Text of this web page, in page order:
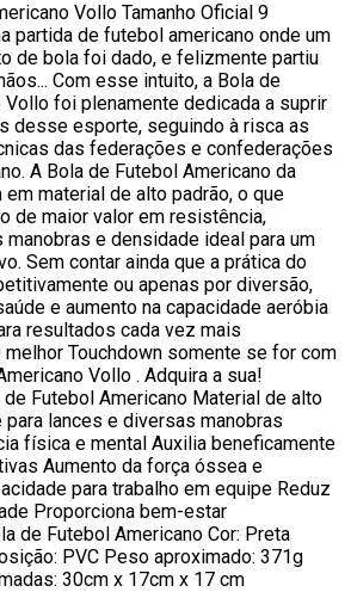
Vollo Tamanho Oficial 9
partida de futebol americano onde um
de bola foi dado, e felizmente partiu
Com esse intuito, a Bola de
Vollo foi plenamente dedicada a suprir
desse esporte, seguindo à risca as
das federações e confederações
A Bola de Futebol Americano da
material de alto padrão, o que
de maior valor em resistência,
manobras e densidade ideal para um
Sem contar ainda que a prática do
ou apenas por diversão,
e aumento na capacidade aeróbia
resultados cada vez mais
Touchdown somente se for com
Vollo . Adquira a sua!
de Futebol Americano Material de alto
lances e diversas manobras
física e mental Auxilia beneficamente
Aumento da força óssea e
para trabalho em equipe Reduz
Proporciona bem-estar
de Futebol Americano Cor: Preta
PVC Peso aproximado: 371g
30cm x 17cm x 17 cm